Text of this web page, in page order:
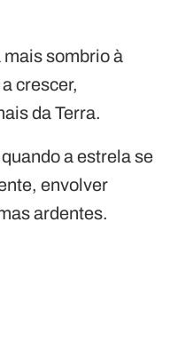
sombrio à
crescer,
da Terra.
a estrela se
envolver
ardentes.